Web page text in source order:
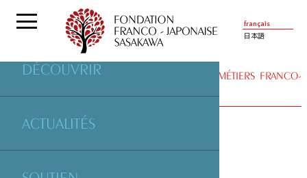
français
日本語
DÉCOUVRIR
ACTUALITÉS
PARTENAIRES | ASSOCIATION DES ARTS ET MÉTIERS FRANCO-